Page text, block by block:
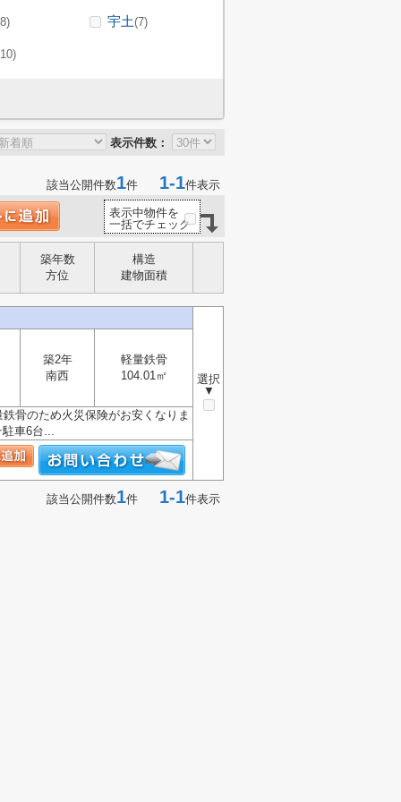
宇土(7)
表示件数：
該当公開件数1件 1-1件表示
表示中物件を
一括でチェック
築年数
方位
構造
建物面積
選択
▼
築2年
南西
軽量鉄骨
104.01㎡
骨のため火災保険がお安くなりま
車6台...
該当公開件数1件 1-1件表示